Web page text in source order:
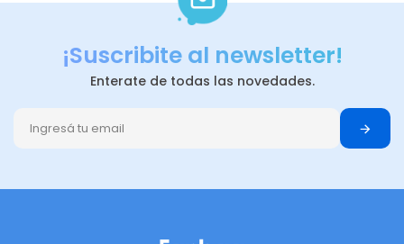
¡Suscribite al newsletter!
Enterate de todas las novedades.